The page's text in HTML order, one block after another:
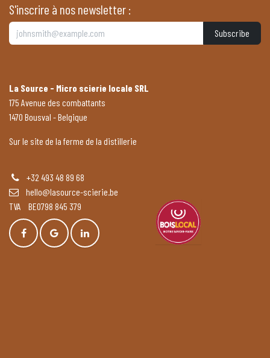
S'inscrire à nos newsletter :
Subscribe
La Source - Micro scierie locale SRL
175 Avenue des combattants
1470 Bousval - Belgique
Sur le site de la ferme de la distillerie
+32 493 48 89 68
hello@lasource-scierie.be
TVA BE0798 845 379